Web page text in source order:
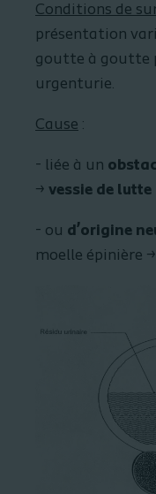
Conditions de
présentation
goutte à goutte
urgenturie.
Cause :
- liée à un
→ vessie de lutte
- ou d’origine
moelle épinière →